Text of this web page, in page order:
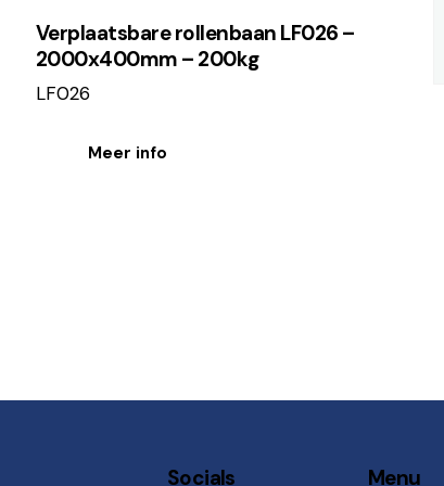
Verplaatsbare rollenbaan LF026 –
2000x400mm – 200kg
LF026
Meer info
Socials Menu